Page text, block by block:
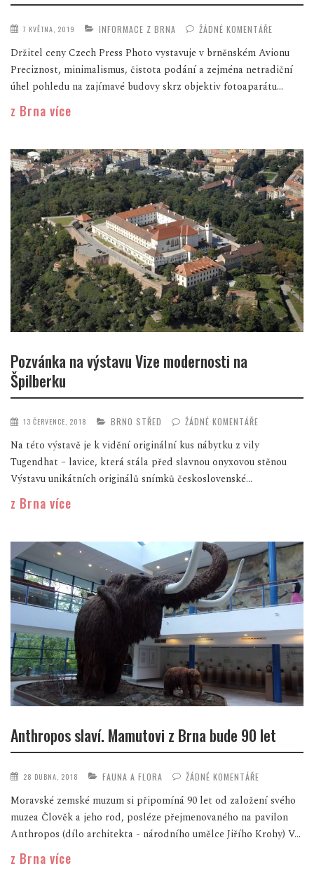
7 KVĚTNA, 2019 INFORMACE Z BRNA ŽÁDNÉ KOMENTÁŘE
Držitel ceny Czech Press Photo vystavuje v brněnském Avionu
Preciznost, minimalismus, čistota podání a zejména netradiční
úhel pohledu na zajímavé budovy skrz objektiv fotoaparátu...
z Brna více
Pozvánka na výstavu Vize modernosti na
Špilberku
13 ČERVENCE, 2018 BRNO STŘED ŽÁDNÉ KOMENTÁŘE
Na této výstavě je k vidění originální kus nábytku z vily
Tugendhat – lavice, která stála před slavnou onyxovou stěnou
Výstavu unikátních originálů snímků československé...
z Brna více
Anthropos slaví. Mamutovi z Brna bude 90 let
28 DUBNA, 2018 FAUNA A FLORA ŽÁDNÉ KOMENTÁŘE
Moravské zemské muzum si připomíná 90 let od založení svého
muzea Člověk a jeho rod, posléze přejmenovaného na pavilon
Anthropos (dílo architekta - národního umělce Jiřího Krohy) V...
z Brna více